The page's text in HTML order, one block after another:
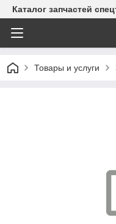
Каталог запчастей
Товары и услуги